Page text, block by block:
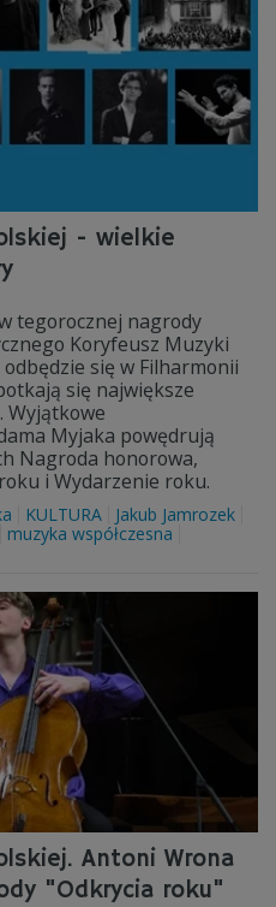
- wielkie
tegorocznej nagrody
Koryfeusz Muzyki
się w Filharmonii
się największe
Wyjątkowe
Myjaka powędrują
Nagroda honorowa,
i Wydarzenie roku.
KULTURA
Jakub Jamrozek
muzyka współczesna
Antoni Wrona
"Odkrycia roku"